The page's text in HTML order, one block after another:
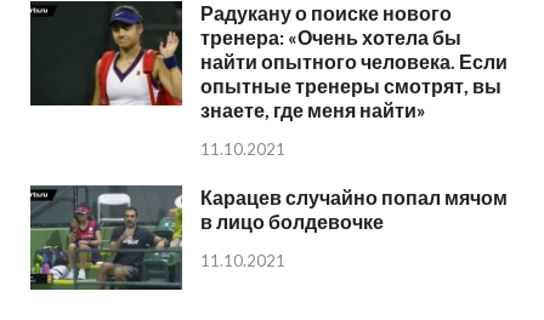
Радукану о поиске нового
тренера: «Очень хотела бы
найти опытного человека. Если
опытные тренеры смотрят, вы
знаете, где меня найти»
11.10.2021
Карацев случайно попал мячом
в лицо болдевочке
11.10.2021